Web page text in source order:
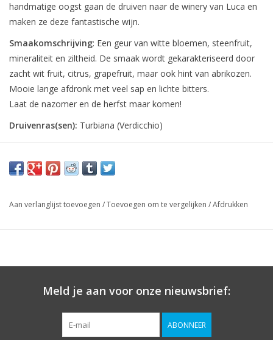
handmatige oogst gaan de druiven naar de winery van Luca en
maken ze deze fantastische wijn.
Smaakomschrijving: Een geur van witte bloemen, steenfruit,
mineraliteit en ziltheid. De smaak wordt gekarakteriseerd door
zacht wit fruit, citrus, grapefruit, maar ook hint van abrikozen.
Mooie lange afdronk met veel sap en lichte bitters.
Laat de nazomer en de herfst maar komen!
Druivenras(sen): Turbiana (Verdicchio)
Aan verlanglijst toevoegen /Toevoegen om te vergelijken /Afdrukken
Meld je aan voor onze nieuwsbrief:
ABONNEER